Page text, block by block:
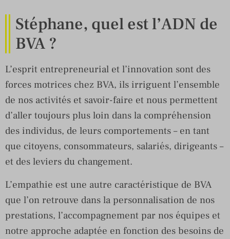
Stéphane, quel est l’ADN de
BVA ?
L’esprit entrepreneurial et l’innovation sont des
forces motrices chez BVA, ils irriguent l’ensemble
de nos activités et savoir-faire et nous permettent
d’aller toujours plus loin dans la compréhension
des individus, de leurs comportements – en tant
que citoyens, consommateurs, salariés, dirigeants –
et des leviers du changement.
L’empathie est une autre caractéristique de BVA
que l’on retrouve dans la personnalisation de nos
prestations, l’accompagnement par nos équipes et
notre approche adaptée en fonction des besoins de